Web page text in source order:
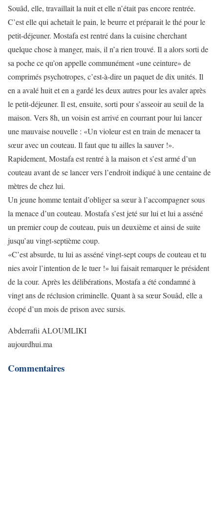
Souâd, elle, travaillait la nuit et elle n’était pas encore rentrée.
C’est elle qui achetait le pain, le beurre et préparait le thé pour le
petit-déjeuner. Mostafa est rentré dans la cuisine cherchant
quelque chose à manger, mais, il n’a rien trouvé. Il a alors sorti de
sa poche ce qu’on appelle communément «une ceinture» de
comprimés psychotropes, c’est-à-dire un paquet de dix unités. Il
en a avalé huit et en a gardé les deux autres pour les avaler après
le petit-déjeuner. Il est, ensuite, sorti pour s’asseoir au seuil de la
maison. Vers 8h, un voisin est arrivé en courrant pour lui lancer
une mauvaise nouvelle : «Un violeur est en train de menacer ta
sœur avec un couteau. Il faut que tu ailles la sauver !».
Rapidement, Mostafa est rentré à la maison et s’est armé d’un
couteau avant de se lancer vers l’endroit indiqué à une centaine de
mètres de chez lui.
Un jeune homme tentait d’obliger sa sœur à l’accompagner sous
la menace d’un couteau. Mostafa s’est jeté sur lui et lui a asséné
un premier coup de couteau, puis un deuxième et ainsi de suite
jusqu’au vingt-septième coup.
«C’est absurde, tu lui as asséné vingt-sept coups de couteau et tu
nies avoir l’intention de le tuer !» lui faisait remarquer le président
de la cour. Après les délibérations, Mostafa a été condamné à
vingt ans de réclusion criminelle. Quant à sa sœur Souâd, elle a
écopé d’un mois de prison avec sursis.
Abderrafii ALOUMLIKI
aujourdhui.ma
Commentaires